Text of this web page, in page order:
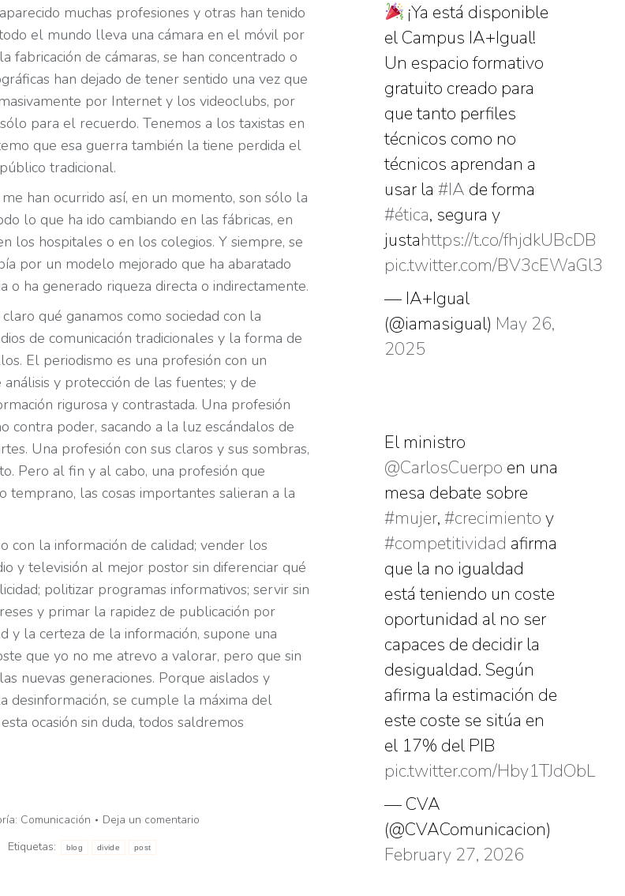
muchas profesiones y otras han tenido
el mundo lleva una cámara en el móvil por
fabricación de cámaras, se han concentrado o
han dejado de tener sentido una vez que
por Internet y los videoclubs, por
para el recuerdo. Tenemos a los taxistas en
que esa guerra también la tiene perdida el
tradicional.
han ocurrido así, en un momento, son sólo la
lo que ha ido cambiando en las fábricas, en
los hospitales o en los colegios. Y siempre, se
por un modelo mejorado que ha abaratado
o ha generado riqueza directa o indirectamente.
qué ganamos como sociedad con la
de comunicación tradicionales y la forma de
El periodismo es una profesión con un
y protección de las fuentes; y de
rigurosa y contrastada. Una profesión
contra poder, sacando a la luz escándalos de
Una profesión con sus claros y sus sombras,
Pero al fin y al cabo, una profesión que
temprano, las cosas importantes salieran a la
con la información de calidad; vender los
y televisión al mejor postor sin diferenciar qué
politizar programas informativos; servir sin
y primar la rapidez de publicación por
y la certeza de la información, supone una
que yo no me atrevo a valorar, pero que sin
nuevas generaciones. Porque aislados y
desinformación, se cumple la máxima del
ocasión sin duda, todos saldremos
Comunicación
Deja un comentario
Etiquetas:
blog divide post
¡Ya está disponible
el Campus IA+Igual!
Un espacio formativo
gratuito creado para
que tanto perfiles
técnicos como no
técnicos aprendan a
usar la #IA de forma
#ética, segura y
justahttps://t.co/fhjdkUBcDB
pic.twitter.com/BV3cEWaGl3
— IA+Igual
(@iamasigual) May 26,
2025
El ministro
@CarlosCuerpo en una
mesa debate sobre
#mujer, #crecimiento y
#competitividad afirma
que la no igualdad
está teniendo un coste
oportunidad al no ser
capaces de decidir la
desigualdad. Según
afirma la estimación de
este coste se sitúa en
el 17% del PIB
pic.twitter.com/Hby1TJdObL
— CVA
(@CVAComunicacion)
February 27, 2026